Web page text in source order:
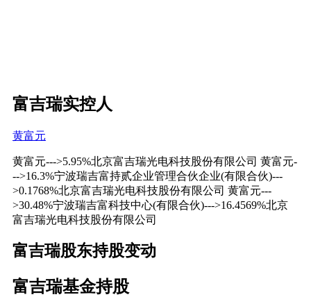
富吉瑞实控人
黄富元
黄富元--->5.95%北京富吉瑞光电科技股份有限公司 黄富元-
-->16.3%宁波瑞吉富持贰企业管理合伙企业(有限合伙)---
>0.1768%北京富吉瑞光电科技股份有限公司 黄富元---
>30.48%宁波瑞吉富科技中心(有限合伙)--->16.4569%北京
富吉瑞光电科技股份有限公司
富吉瑞股东持股变动
富吉瑞基金持股